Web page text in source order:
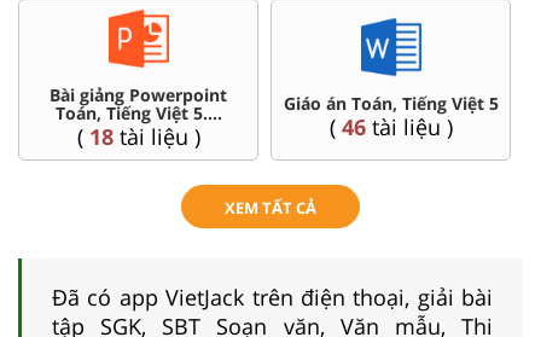
Việt 5 Chuyên đề dạy thêm Toán,
Tiếng Việt ...5
( 36tài liệu )
Ôn thi vào 6 chuyên,
(4tài liệu )
XEM TẤT CẢ
Đã có app VietJack trên điện thoại, giải bài
tập SGK, SBT Soạn văn, Văn mẫu, Thi